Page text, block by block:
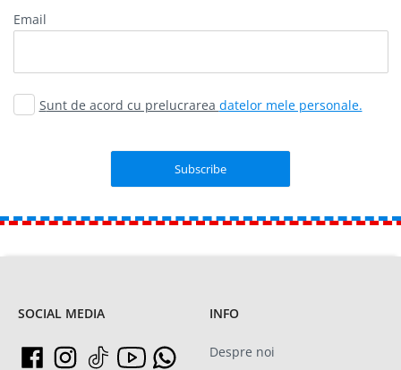
email
Sunt de acord cu prelucrarea datelor mele personale.
SOCIAL MEDIA INFO
Despre noi